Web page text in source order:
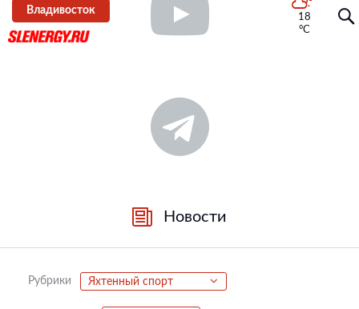
Владивосток
18
°C
Новости
Рубрики Яхтенный спорт